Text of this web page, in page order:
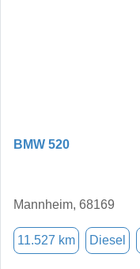
BMW 520
Mannheim, 68169
11.527 km Diesel